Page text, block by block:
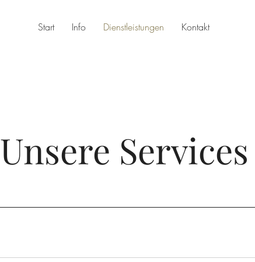
Start Info Dienstleistungen Kontakt
Unsere Services